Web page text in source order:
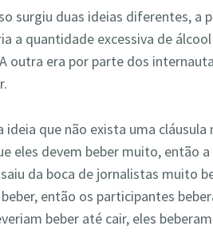
surgiu duas ideias diferentes, a
a quantidade excessiva de
outra era por parte dos
ideia que não exista uma
eles devem beber muito, então
da boca de jornalistas muito
então os participantes
beber até cair, eles